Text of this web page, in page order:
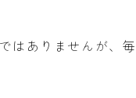
はありませんが、